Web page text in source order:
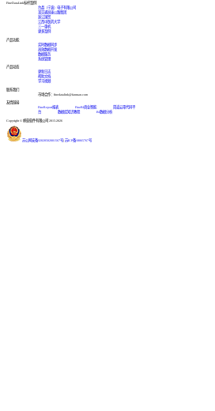
FineDataLink标杆案例
台晶（宁波）电子有限公司
某交通高速公路集团
浙江国贸
江西中医药大学
三一重机
更多案例
产品功能
实时数据同步
高效数据开发
数据服务
系统管理
产品动态
更新日志
帮助文档
学习视频
联系我们
市场合作：finedatalink@fanruan.com
友情链接
FineReport报表
FineBI商业智能
简道云零代码平
台
数据库知识教程 BI数据分析
Copyright © 帆软软件有限公司 2015-2026
苏公网安备32020502001567号| 苏ICP备18065767号